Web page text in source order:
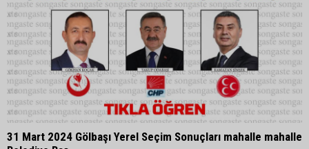
31 Mart 2024 Gölbaşı Yerel Seçim Sonuçları mahalle mahalle